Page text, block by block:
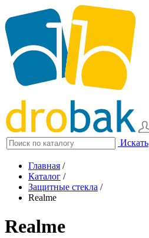
Искать
Главная /
Каталог /
Защитные стекла /
Realme
Realme